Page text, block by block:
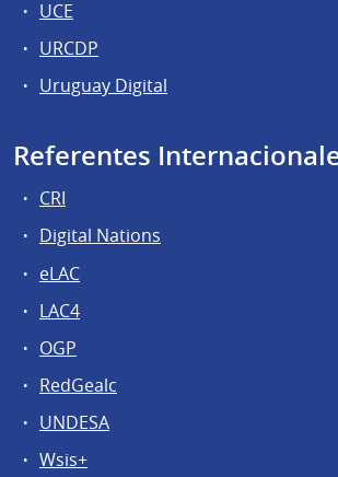
UCE
URCDP
Uruguay Digital
Referentes
CRI
Digital Nations
eLAC
LAC4
OGP
RedGealc
UNDESA
Wsis+